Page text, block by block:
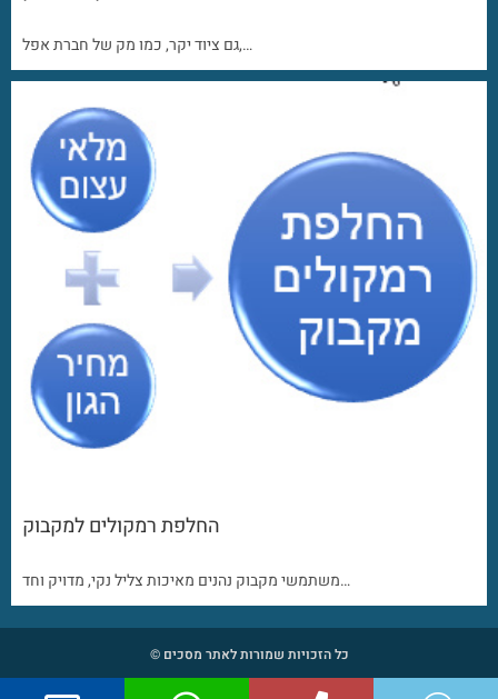
גם ציוד יקר, כמו מק של חברת אפל,…
החלפת רמקולים למקבוק
משתמשי מקבוק נהנים מאיכות צליל נקי, מדויק וחד…
כל הזכויות שמורות לאתר מסכים ©